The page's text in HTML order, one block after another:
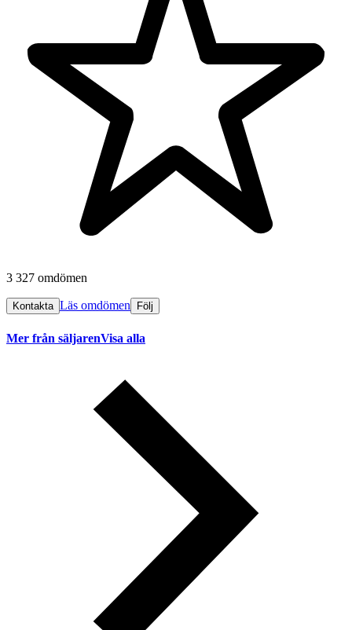
3 327 omdömen
Kontakta Läs omdömen Följ
Mer från säljarenVisa alla